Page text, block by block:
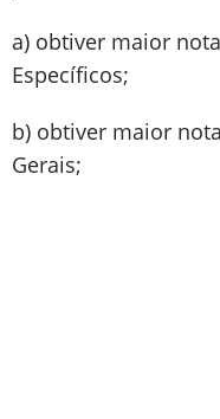
a) obtiver maior
Específicos;
b) obtiver maior
Gerais;